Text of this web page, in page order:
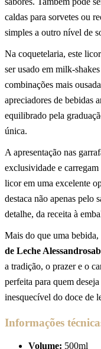
caldas para sorvetes ou
simples a outro nível de
Na coquetelaria, este
ser usado em milk-
combinações mais
apreciadores de bebidas
equilibrado pela
única.
A apresentação nas
exclusividade e
licor em uma excelente
destaca não apenas pelo
detalhe, da receita à
Mais do que uma bebida,
de Leche
a tradição, o prazer e o
perfeita para quem
inesquecível do doce de
Informações
Volume: 500ml